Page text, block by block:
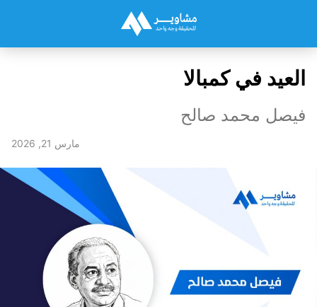
العيد في كمبالا
فيصل محمد صالح
مارس 21, 2026